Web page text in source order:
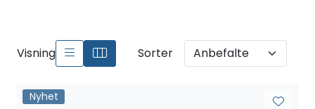
Visning Sorter
Nyhet